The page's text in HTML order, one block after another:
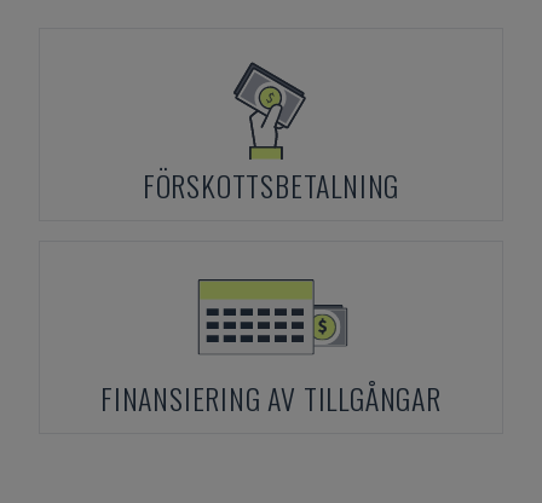
FÖRSKOTTSBETALNING
FINANSIERING AV TILLGÅNGAR